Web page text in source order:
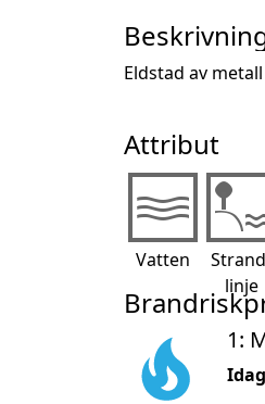
Eldstad av
Attribut
Vatten
linje
1: